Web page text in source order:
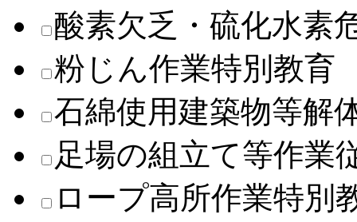
酸素欠乏・硫化水素
粉じん作業特別教育
石綿使用建築物等解
足場の組立て等作業
ロープ高所作業特別